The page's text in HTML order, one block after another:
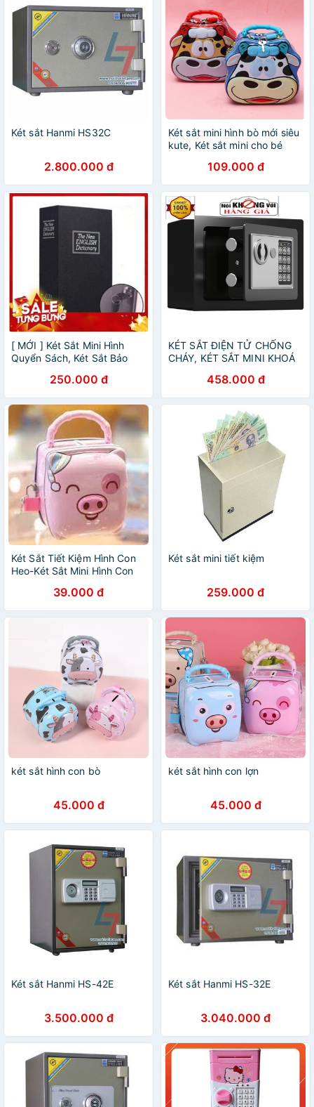
Két sắt Hanmi HS32C
2.800.000 đ
Két sắt mini hình bò mới siêu
kute, Két sắt mini cho bé
109.000 đ
[ MỚI ] Két Sắt Mini Hình
Quyển Sách, Két Sắt Bảo
250.000 đ
KÉT SẮT ĐIỆN TỬ CHỐNG
CHÁY, KÉT SẮT MINI KHOÁ
458.000 đ
Két Sắt Tiết Kiệm Hình Con
Heo-Két Sắt Mini Hình Con
39.000 đ
Két sắt mini tiết kiệm
259.000 đ
két sắt hình con bò
45.000 đ
két sắt hình con lợn
45.000 đ
Két sắt Hanmi HS-42E
3.500.000 đ
Két sắt Hanmi HS-32E
3.040.000 đ